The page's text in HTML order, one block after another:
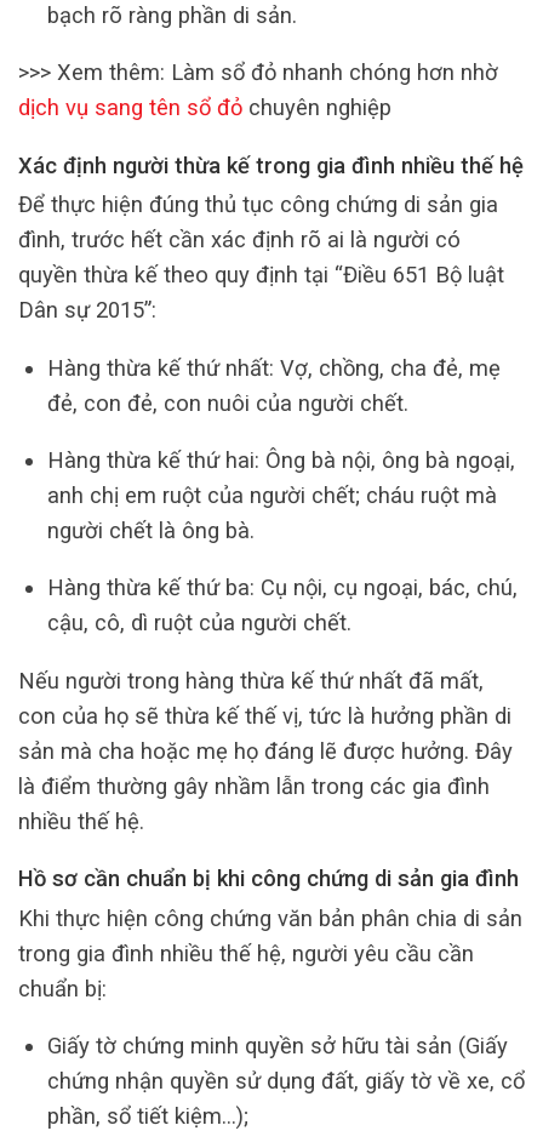
bạch rõ ràng phần di sản.
>>> Xem thêm: Làm sổ đỏ nhanh chóng hơn nhờ
dịch vụ sang tên sổ đỏ chuyên nghiệp
Xác định người thừa kế trong gia đình nhiều thế hệ
Để thực hiện đúng thủ tục công chứng di sản gia
đình, trước hết cần xác định rõ ai là người có
quyền thừa kế theo quy định tại “Điều 651 Bộ luật
Dân sự 2015”:
Hàng thừa kế thứ nhất: Vợ, chồng, cha đẻ, mẹ
đẻ, con đẻ, con nuôi của người chết.
Hàng thừa kế thứ hai: Ông bà nội, ông bà ngoại,
anh chị em ruột của người chết; cháu ruột mà
người chết là ông bà.
Hàng thừa kế thứ ba: Cụ nội, cụ ngoại, bác, chú,
cậu, cô, dì ruột của người chết.
Nếu người trong hàng thừa kế thứ nhất đã mất,
con của họ sẽ thừa kế thế vị, tức là hưởng phần di
sản mà cha hoặc mẹ họ đáng lẽ được hưởng. Đây
là điểm thường gây nhầm lẫn trong các gia đình
nhiều thế hệ.
Hồ sơ cần chuẩn bị khi công chứng di sản gia đình
Khi thực hiện công chứng văn bản phân chia di sản
trong gia đình nhiều thế hệ, người yêu cầu cần
chuẩn bị:
Giấy tờ chứng minh quyền sở hữu tài sản (Giấy
chứng nhận quyền sử dụng đất, giấy tờ về xe, cổ
phần, sổ tiết kiệm…);